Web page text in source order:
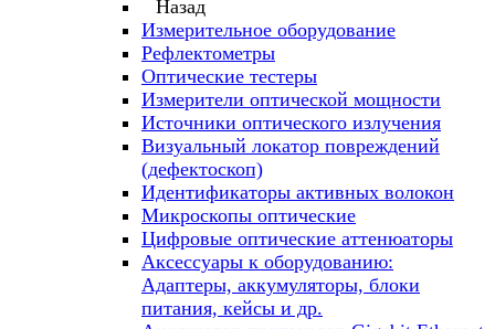
Назад
Измерительное оборудование
Рефлектометры
Оптические тестеры
Измерители оптической мощности
Источники оптического излучения
Визуальный локатор повреждений
(дефектоскоп)
Идентификаторы активных волокон
Микроскопы оптические
Цифровые оптические аттенюаторы
Аксессуары к оборудованию:
Адаптеры, аккумуляторы, блоки
питания, кейсы и др.